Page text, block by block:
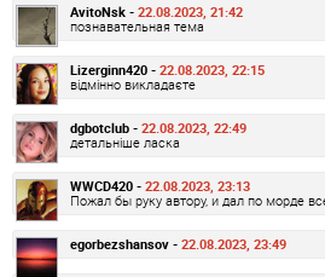
AvitoNsk - 22.08.2023, 21:42
познавательная тема
Lizerginn420 - 22.08.2023, 22:15
відмінно викладаєте
dgbotclub - 22.08.2023, 22:49
детальніше ласка
WWCD420 - 22.08.2023, 23:13
Пожал бы руку автору, и дал по морде
egorbezshansov - 22.08.2023, 23:49